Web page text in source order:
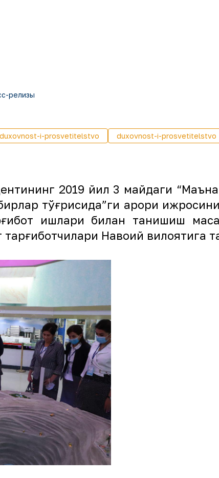
релизы
duxovnost-i-prosvetitelstvo duxovnost-i-prosvetitelstvo
2019 йил 3 майдаги
тўғрисида”ги қарори
ишлари билан танишиш
тарғиботчилари Навоий вилоятига